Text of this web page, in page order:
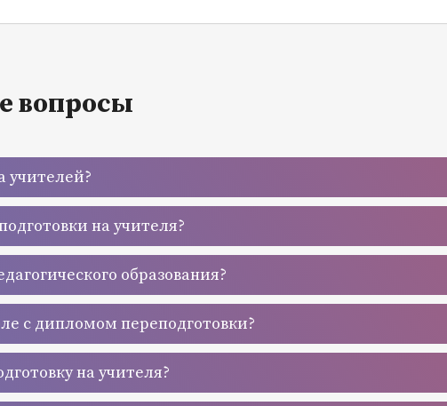
вопросы
учителей?
на учителя?
образования?
с дипломом переподготовки?
на учителя?